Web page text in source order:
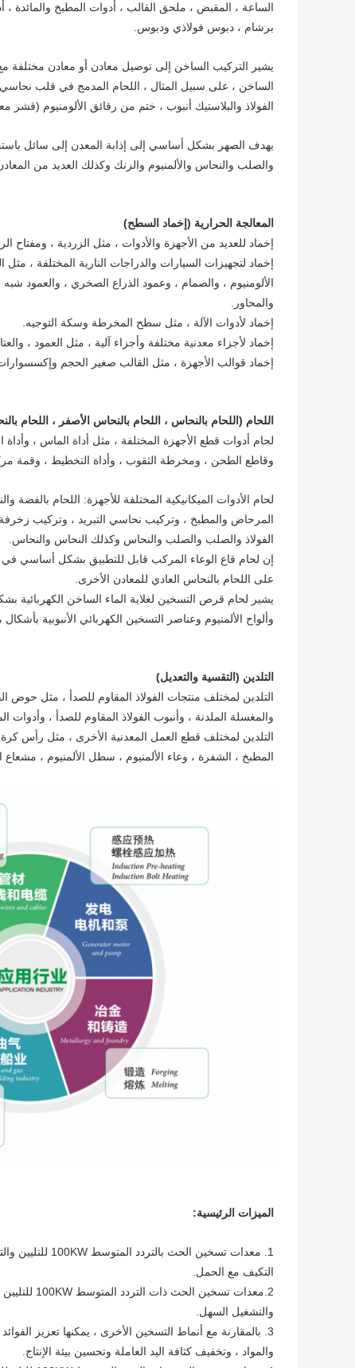
الساعة ، المقبض ، ملحق القالب ، أدوات المطبخ والمائدة
برشام ، دبوس فولاذي ودبوس.
يشير التركيب الساخن إلى توصيل معادن أو معادن مختلفة
الساخن ، على سبيل المثال ، اللحام المدمج في قلب
الفولاذ والبلاستيك أنبوب ، ختم من رقائق الألومنيوم
يهدف الصهر بشكل أساسي إلى إذابة المعدن إلى سائل
والصلب والنحاس والألمنيوم والزنك وكذلك العديد من المعادن
المعالجة الحرارية (إخماد السطح)
إخماد للعديد من الأجهزة والأدوات ، مثل الزردية ،
إخماد لتجهيزات السيارات والدراجات النارية المختلفة
الألومنيوم ، والصمام ، وعمود الذراع الصخري ، والعمود شبه
والمحاور.
إخماد لأدوات الآلة ، مثل سطح المخرطة وسكة التوجيه.
إخماد لأجزاء معدنية مختلفة وأجزاء آلية ، مثل العمود ،
إخماد قوالب الأجهزة ، مثل القالب صغير الحجم وإكسسوارات
اللحام (اللحام بالنحاس ، اللحام بالنحاس الأصفر ، اللحام
لحام أدوات قطع الأجهزة المختلفة ، مثل أداة الماس ،
وقاطع الطحن ، ومخرطة الثقوب ، وأداة التخطيط ، وقمة
لحام الأدوات الميكانيكية المختلفة للأجهزة: اللحام
المرحاض والمطبخ ، وتركيب نحاسي التبريد ، وتركيب
الفولاذ والصلب والصلب والنحاس وكذلك النحاس والنحاس.
إن لحام قاع الوعاء المركب قابل للتطبيق بشكل أساسي في
على اللحام بالنحاس العادي للمعادن الأخرى.
يشير لحام قرص التسخين لغلاية الماء الساخن الكهربائية
وألواح الألمنيوم وعناصر التسخين الكهربائي الأنبوبية
التلدين (التقسية والتعديل)
التلدين لمختلف منتجات الفولاذ المقاوم للصدأ ، مثل حوض
والمغسلة الملدنة ، وأنبوب الفولاذ المقاوم للصدأ ، وأدوات
التلدين لمختلف قطع العمل المعدنية الأخرى ، مثل رأس
المطبخ ، الشفرة ، وعاء الألمنيوم ، سطل الألمنيوم ، مشعاع
الميزات الرئيسية:
التكيف مع الحمل.
2. معدات تسخين الحث ذات التردد المتوسط ​​100KW للتليين
والتشغيل السهل.
3. بالمقارنة مع أنماط التسخين الأخرى ، يمكنها تعزيز
والمواد ، وتخفيف كثافة اليد العاملة وتحسين بيئة الإنتاج.